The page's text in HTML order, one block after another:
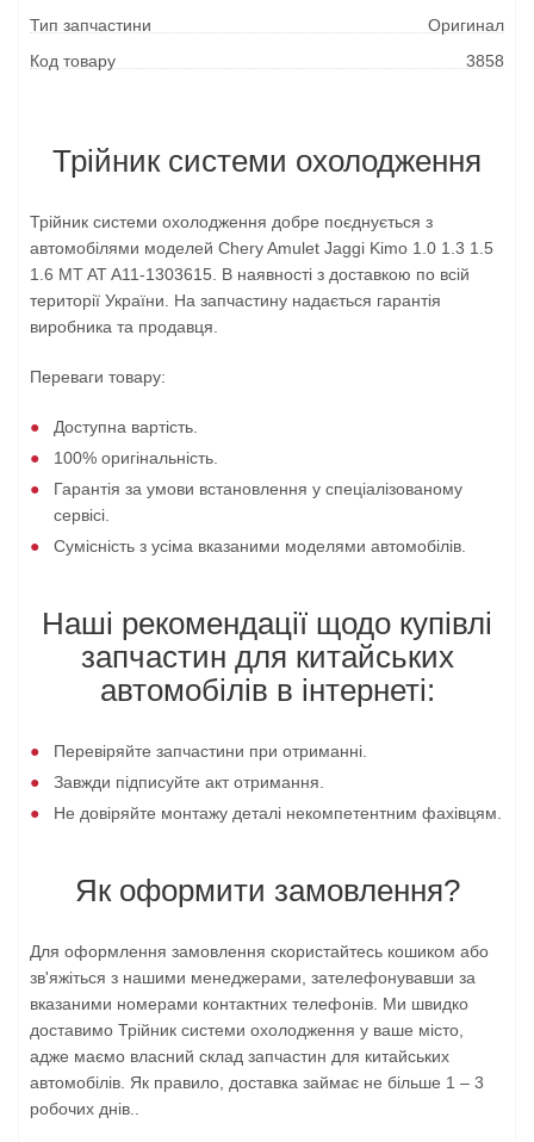
Тип запчастини
Оригинал
Код товару
3858
Трійник системи охолодження
Трійник системи охолодження добре поєднується з
автомобілями моделей Chery Amulet Jaggi Kimo 1.0 1.3 1.5
1.6 MT AT A11-1303615. В наявності з доставкою по всій
території України. На запчастину надається гарантія
виробника та продавця.
Переваги товару:
Доступна вартість.
100% оригінальність.
Гарантія за умови встановлення у спеціалізованому
сервісі.
Сумісність з усіма вказаними моделями автомобілів.
Наші рекомендації щодо купівлі
запчастин для китайських
автомобілів в інтернеті:
Перевіряйте запчастини при отриманні.
Завжди підписуйте акт отримання.
Не довіряйте монтажу деталі некомпетентним фахівцям.
Як оформити замовлення?
Для оформлення замовлення скористайтесь кошиком або
зв'яжіться з нашими менеджерами, зателефонувавши за
вказаними номерами контактних телефонів. Ми швидко
доставимо Трійник системи охолодження у ваше місто,
адже маємо власний склад запчастин для китайських
автомобілів. Як правило, доставка займає не більше 1 – 3
робочих днів..